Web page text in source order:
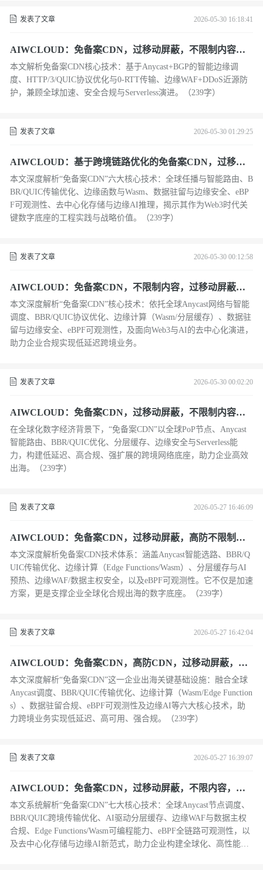
发表了文章 2026-05-30 16:18:41
AIWCLOUD：免备案CDN，过移动屏蔽，不限制内容的
技术路径与应用价值
本文解析免备案CDN核心技术：基于Anycast+BGP的智能边缘调
度、HTTP/3/QUIC协议优化与0-RTT传输、边缘WAF+DDoS近源防
护，兼顾全球加速、安全合规与Serverless演进。（239字）
发表了文章 2026-05-30 01:29:25
AIWCLOUD：基于跨境链路优化的免备案CDN，过移动
屏蔽，技术架构与工程实践
本文深度解析“免备案CDN”六大核心技术：全球任播与智能路由、B
BR/QUIC传输优化、边缘函数与Wasm、数据驻留与边缘安全、eBP
F可观测性、去中心化存储与边缘AI推理，揭示其作为Web3时代关
键数字底座的工程实践与战略价值。（239字）
发表了文章 2026-05-30 00:12:58
AIWCLOUD：免备案CDN，不限制内容，过移动屏蔽在
架构与边缘计算实践
本文深度解析“免备案CDN”核心技术：依托全球Anycast网络与智能
调度、BBR/QUIC协议优化、边缘计算（Wasm/分层缓存）、数据驻
留与边缘安全、eBPF可观测性，及面向Web3与AI的去中心化演进，
助力企业合规实现低延迟跨境业务。
发表了文章 2026-05-30 00:02:20
AIWCLOUD：免备案CDN，过移动屏蔽，不限制内容架
构下的全球边缘计算
在全球化数字经济背景下，“免备案CDN”以全球PoP节点、Anycast
智能路由、BBR/QUIC优化、分层缓存、边缘安全与Serverless能
力，构建低延迟、高合规、强扩展的跨境网络底座，助力企业高效
出海。（239字）
发表了文章 2026-05-27 16:46:09
AIWCLOUD：免备案CDN，过移动屏蔽，高防不限制内
容在技术全景解析下
本文深度解析免备案CDN技术体系：涵盖Anycast智能选路、BBR/Q
UIC传输优化、边缘计算（Edge Functions/Wasm）、分层缓存与AI
预热、边缘WAF/数据主权安全，以及eBPF可观测性。它不仅是加速
方案，更是支撑企业全球化合规出海的数字底座。（239字）
发表了文章 2026-05-27 16:42:04
AIWCLOUD：免备案CDN，高防CDN，过移动屏蔽，在
全球加速实践技术与全球加速实践
本文深度解析“免备案CDN”这一企业出海关键基础设施：融合全球
Anycast调度、BBR/QUIC传输优化、边缘计算（Wasm/Edge Function
s）、数据驻留合规、eBPF可观测性及边缘AI等六大核心技术，助
力跨境业务实现低延迟、高可用、强合规。（239字）
发表了文章 2026-05-27 16:39:07
AIWCLOUD：免备案CDN，过移动屏蔽，不限内容，在
基于边缘计算与智能调度
本文系统解析“免备案CDN”七大核心技术：全球Anycast节点调度、
BBR/QUIC跨境传输优化、AI驱动分层缓存、边缘WAF与数据主权
合规、Edge Functions/Wasm可编程能力、eBPF全链路可观测性，以
及去中心化存储与边缘AI新范式，助力企业构建全球化、高性能、